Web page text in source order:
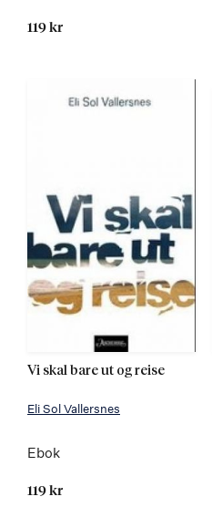
119 kr
Vi skal bare ut og reise
Eli Sol Vallersnes
Ebok
119 kr